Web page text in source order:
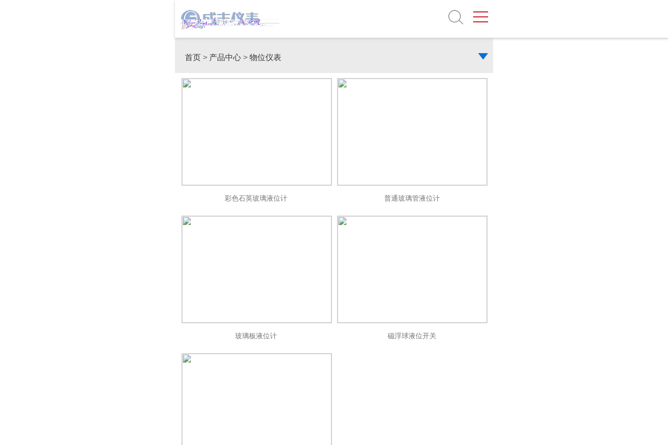
首页 > 产品中心 > 物位仪表
彩色石英玻璃液位计 普通玻璃管液位计
玻璃板液位计 磁浮球液位开关